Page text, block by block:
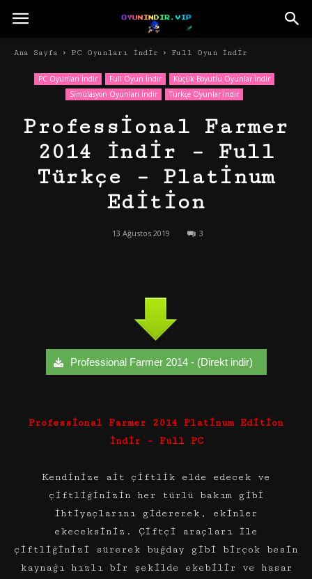
Ana Sayfa PC Oyunları İndir Full Oyun İndir
PC Oyunları İndir Full Oyun İndir
Küçük Boyutlu Oyunlar İndir
Simülasyon Oyunları İndir
Türkçe Oyunlar İndir
Professional Farmer
2014 İndir – Full
Türkçe – Platinum
Edition
13 Ağustos 2019 3
Professional Farmer 2014 - (Direkt indir)
Professional Farmer 2014 Platinum Edition
İndir – Full PC
Kendinize ait çiftlik elde edecek ve
çiftliğinizin her türlü bakım gibi
ihtiyaçlarını gidererek, ekinler
ekeceksiniz. Çiftçi araçları ile
çiftliğinizi sürerek buğday gibi birçok besin
kaynağı hızlı bir şekilde ekebilir ve hasar